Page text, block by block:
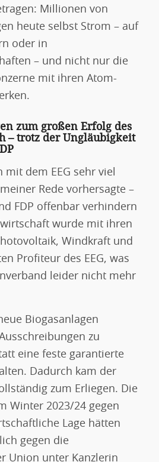
Millionen von
heute selbst Strom – auf
oder in
– und nicht nur die
mit ihren Atom-
zum großen Erfolg des
– trotz der Ungläubigkeit
mit dem EEG sehr viel
Rede vorhersagte –
FDP offenbar verhindern
wurde mit ihren
Windkraft und
Profiteur des EEG, was
leider nicht mehr
Biogasanlagen
zu
eine feste garantierte
Dadurch kam der
zum Erliegen. Die
Winter 2023/24 gegen
Lage hätten
gegen die
Union unter Kanzlerin